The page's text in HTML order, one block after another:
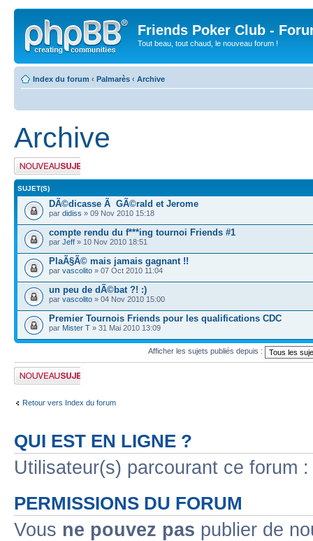
Friends Poker Club -
Tout beau, tout chaud, le nouveau forum !
Index du forum ‹ Palmarès ‹ Archive
Archive
Publier un nouveau
sujet
SUJET(S)
DÃ©dicasse Ã GÃ©rald et Jerome
par didiss » 09 Nov 2010 15:18
compte rendu du f***ing tournoi Friends #1
par Jeff » 10 Nov 2010 18:51
PlaÃ§Ã© mais jamais gagnant !!
par vascolito » 07 Oct 2010 11:04
un peu de dÃ©bat ?! :)
par vascolito » 04 Nov 2010 15:00
Premier Tournois Friends pour les qualifications CDC
par Mister T » 31 Mai 2010 13:09
Afficher les sujets publiés depuis :
Publier un nouveau
sujet
Retour vers Index du forum
QUI EST EN LIGNE ?
Utilisateur(s) parcourant ce forum
PERMISSIONS DU FORUM
Vous ne pouvez pas publier de